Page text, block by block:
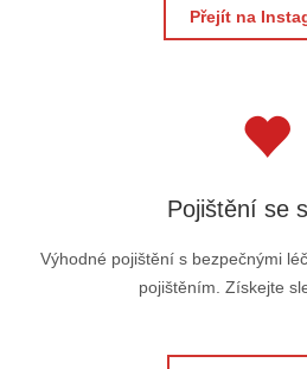
Přejít na
Pojištění se
Výhodné pojištění s bezpečnými
pojištěním. Získejte